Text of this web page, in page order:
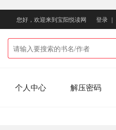
您好，欢迎来到宝阳悦读网 登录 ｜
个人中心 解压密码